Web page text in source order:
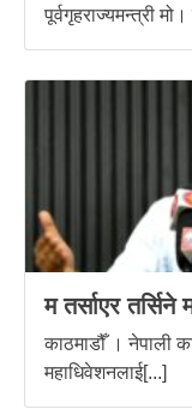
पूर्वगृहराज्यमन्त्री
म तर्साएर
काठमाडौँ । नेपाली
महाधिवेशनलाई[...]